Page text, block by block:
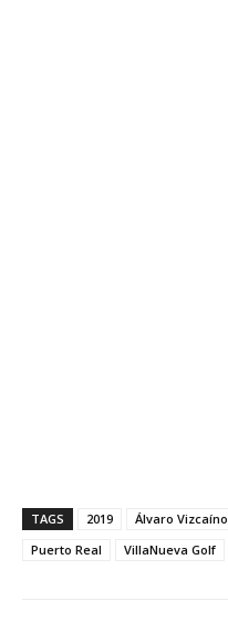
TAGS 2019 Álvaro Vizcaíno
Puerto Real
VillaNueva Golf